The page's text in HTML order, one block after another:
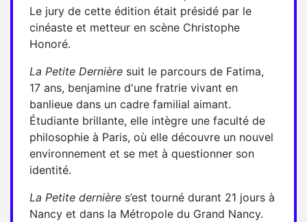
Le jury de cette édition était présidé par le
cinéaste et metteur en scène Christophe
Honoré.
La Petite Dernière suit le parcours de Fatima,
17 ans, benjamine d'une fratrie vivant en
banlieue dans un cadre familial aimant.
Étudiante brillante, elle intègre une faculté de
philosophie à Paris, où elle découvre un nouvel
environnement et se met à questionner son
identité.
La Petite dernière s’est tourné durant 21 jours à
Nancy et dans la Métropole du Grand Nancy.